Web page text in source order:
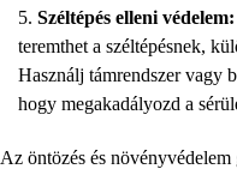
Széltépés elleni védelem:
teremthet a széltépésnek,
Használj támrendszer vagy
hogy megakadályozd a
Az öntözés és